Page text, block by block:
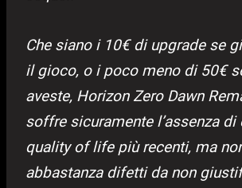
Che siano i 10€ di upgrade se
il gioco, o i poco meno di 50€
aveste, Horizon Zero Dawn
soffre sicuramente l’assenza di
quality of life più recenti, ma
abbastanza difetti da non